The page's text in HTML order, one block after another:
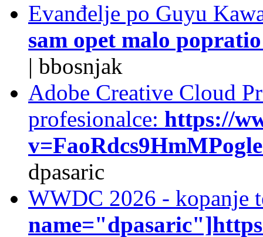
Evanđelje po Guyu
sam opet malo
| bbosnjak
Adobe Creative Cloud
profesionalce: https://
dpasaric
WWDC 2026 - kopanje